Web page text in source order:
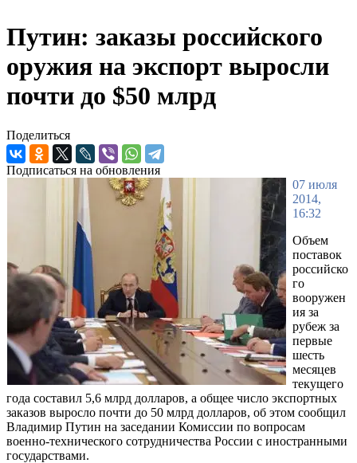
Путин: заказы российского
оружия на экспорт выросли
почти до $50 млрд
Поделиться
Подписаться на обновления
07 июля
2014,
16:32
Объем
поставок
российско
го
вооружен
ия за
рубеж за
первые
шесть
месяцев
текущего
года составил 5,6 млрд долларов, а общее число экспортных
заказов выросло почти до 50 млрд долларов, об этом сообщил
Владимир Путин на заседании Комиссии по вопросам
военно-технического сотрудничества России с иностранными
государствами.